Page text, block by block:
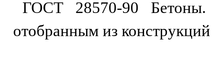
ГОСТ 28570-90 Бетоны.
отобранным из конструкций